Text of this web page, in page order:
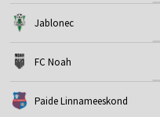
Jablonec
FC Noah
Paide Linnameeskond